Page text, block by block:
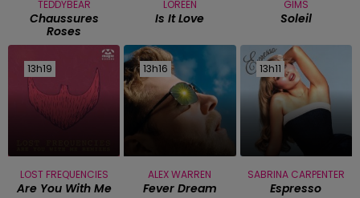
TEDDYBEAR
Chaussures
Roses
LOREEN
Is It Love
GIMS
Soleil
13h19
13h19
LOST FREQUENCIES
Are You With Me
13h16
13h16
ALEX WARREN
Fever Dream
13h11
13h11
SABRINA CARPENTER
Espresso